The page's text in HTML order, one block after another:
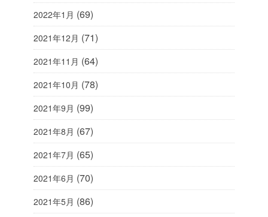
2022年1月 (69)
2021年12月 (71)
2021年11月 (64)
2021年10月 (78)
2021年9月 (99)
2021年8月 (67)
2021年7月 (65)
2021年6月 (70)
2021年5月 (86)